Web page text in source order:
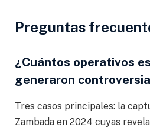
Preguntas
¿Cuántos operativos
generaron
Tres casos principales: la
Zambada en 2024 cuyas